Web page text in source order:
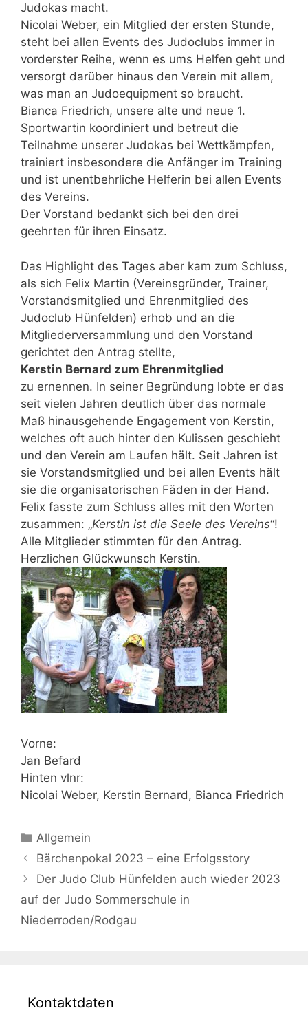
Judokas macht.
Nicolai Weber, ein Mitglied der ersten Stunde,
steht bei allen Events des Judoclubs immer in
vorderster Reihe, wenn es ums Helfen geht und
versorgt darüber hinaus den Verein mit allem,
was man an Judoequipment so braucht.
Bianca Friedrich, unsere alte und neue 1.
Sportwartin koordiniert und betreut die
Teilnahme unserer Judokas bei Wettkämpfen,
trainiert insbesondere die Anfänger im Training
und ist unentbehrliche Helferin bei allen Events
des Vereins.
Der Vorstand bedankt sich bei den drei
geehrten für ihren Einsatz.
Das Highlight des Tages aber kam zum Schluss,
als sich Felix Martin (Vereinsgründer, Trainer,
Vorstandsmitglied und Ehrenmitglied des
Judoclub Hünfelden) erhob und an die
Mitgliederversammlung und den Vorstand
gerichtet den Antrag stellte,
Kerstin Bernard zum Ehrenmitglied
zu ernennen. In seiner Begründung lobte er das
seit vielen Jahren deutlich über das normale
Maß hinausgehende Engagement von Kerstin,
welches oft auch hinter den Kulissen geschieht
und den Verein am Laufen hält. Seit Jahren ist
sie Vorstandsmitglied und bei allen Events hält
sie die organisatorischen Fäden in der Hand.
Felix fasste zum Schluss alles mit den Worten
zusammen: „Kerstin ist die Seele des Vereins“!
Alle Mitglieder stimmten für den Antrag.
Herzlichen Glückwunsch Kerstin.
Vorne:
Jan Befard
Hinten vlnr:
Nicolai Weber, Kerstin Bernard, Bianca Friedrich
Kategorien
Allgemein
Beitrags-
Navigation
Bärchenpokal 2023 – eine Erfolgsstory
Der Judo Club Hünfelden auch wieder 2023
auf der Judo Sommerschule in
Niederroden/Rodgau
Kontaktdaten